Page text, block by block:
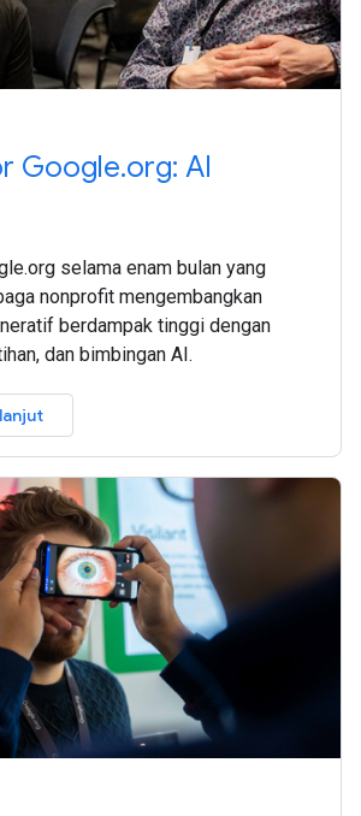
Google.org: AI
selama enam bulan yang
nonprofit mengembangkan
berdampak tinggi dengan
dan bimbingan AI.